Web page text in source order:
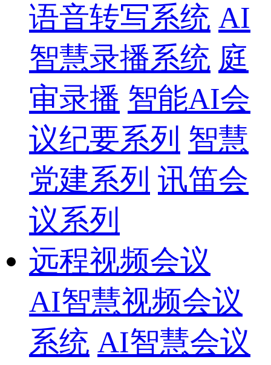
语音转写系统 AI
智慧录播系统 庭
审录播 智能AI会
议纪要系列 智慧
党建系列 讯笛会
议系列
远程视频会议
AI智慧视频会议
系统 AI智慧会议